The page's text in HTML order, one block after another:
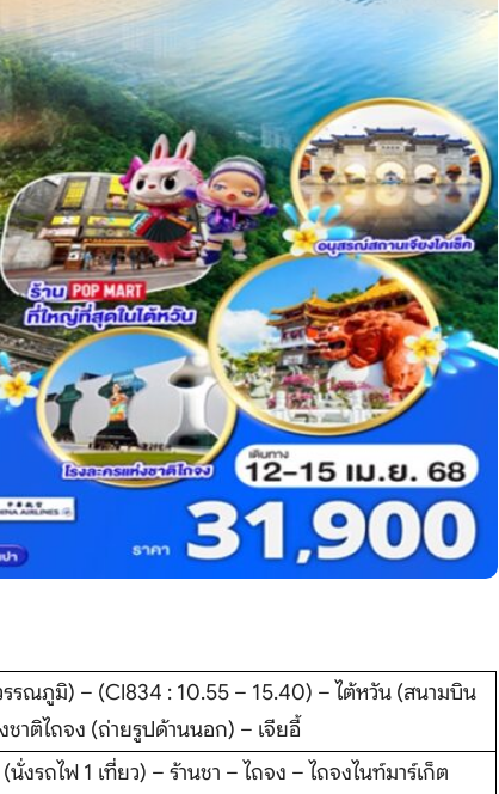
รณภูมิ) – (CI834 : 10.55 – 15.40) – ไต้หวัน (สนามบิน
ชาติไถจง (ถ่ายรูปด้านนอก) – เจียอี้
งรถไฟ 1 เที่ยว) – ร้านชา – ไถจง – ไถจงไนท์มาร์เก็ต